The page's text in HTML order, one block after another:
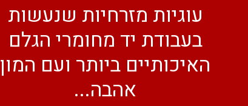
עוגיות מזרחיות שנעשות
בעבודת יד מחומרי הגלם
האיכותיים ביותר ועם המון
אהבה...